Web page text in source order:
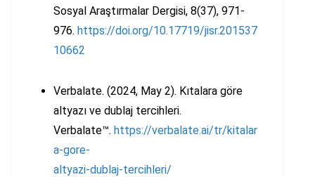
Sosyal Araştırmalar Dergisi, 8(37), 971-
976. https://doi.org/10.17719/jisr.201537
10662
Verbalate. (2024, May 2). Kıtalara göre
altyazı ve dublaj tercihleri.
Verbalate™. https://verbalate.ai/tr/kitalar
a-gore-
altyazi-dublaj-tercihleri/